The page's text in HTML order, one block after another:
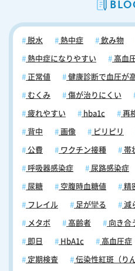
妨げます。昼寝をするなら、午後3
日光を浴びる 目が覚めたら日光を取り入れ、体内時計を刺激してくださ
い。早起きは早寝に通じます。なお
ね。 【更年期の不眠対策：不眠症改善と予防的アプローチ5】寝室から
スマホを遠ざける スマホの画面から発せられるブルーライトは、眠りを
ます。ですので、就寝前のスマホ操
お、就寝前のスマホ操作を抑制する
ィルターを使用する」などの対策が効果的です。 【
不眠症改善と予防的アプローチ6】適正な食習慣 快適
ん。栄養バランスの取れた朝食を摂
タートを切ってください。なお、夜
な時間を置いて消化を促してくださ
で、良質な睡眠への道が開かれます。 【更年期の不眠対策：不眠症改善
レッチなどのリラックス法を取り入
習慣が重要です。朝食は心と身体の
す。胃腸を過度に刺激しないように
消化を促してください。適正な食習
睡眠が浅い、寝付けないなど、睡眠
活に支障が出ている」と感じている
となります。また睡眠障害自体が“
す。ですので、不眠症を放置しては
でください。なお、当院では“不眠
診断書の発行も行っております。不
脱水 熱中症 飲み物
熱中症になりやすい 高血
正常値 健康診断で血圧が
むくみ 傷が治りにくい
疲れやすい hba1c 再
背中 画像 ピリピリ
公費 ワクチン接種 帯
呼吸器感染症 尿路感染症
尿糖 空腹時血糖値 精
フレイル 足が攣る 減
メタボ 高齢者 向き合
即日 HbA1c 高血圧症
定期検査 伝染性紅斑（り